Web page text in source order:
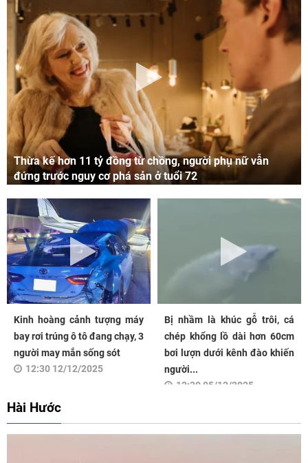
Thừa kế hơn 11 tỷ đồng từ chồng, người phụ nữ vẫn
đứng trước nguy cơ phá sản ở tuổi 72
Kinh hoàng cảnh tượng máy
bay rơi trúng ô tô đang chạy, 3
người may mắn sống sót
12:30 12/12/2025
Bị nhầm là khúc gỗ trôi, cá
chép khổng lồ dài hơn 60cm
bơi lượn dưới kênh đào khiến
người...
12:30 05/12/2025
Hài Hước